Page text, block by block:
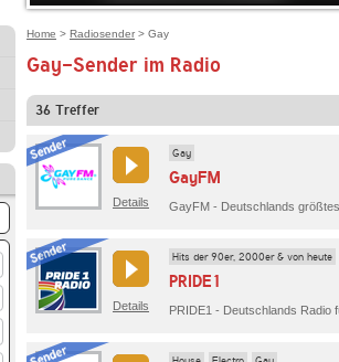
ANTENNE
Home > Radiosender > Gay
Gay-Sender im Radio
36 Treffer
Details
Gay
GayFM
GayFM - Deutschlands
Details
Hits der 90er, 2000er & von heute
PRIDE1